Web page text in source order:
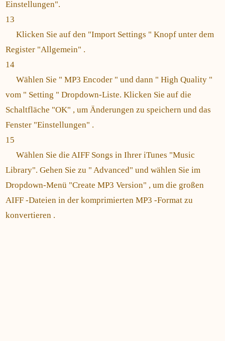
Einstellungen".
13
Klicken Sie auf den "Import Settings " Knopf unter dem
Register "Allgemein" .
14
Wählen Sie " MP3 Encoder " und dann " High Quality "
vom " Setting " Dropdown-Liste. Klicken Sie auf die
Schaltfläche "OK" , um Änderungen zu speichern und das
Fenster "Einstellungen" .
15
Wählen Sie die AIFF Songs in Ihrer iTunes "Music
Library". Gehen Sie zu " Advanced" und wählen Sie im
Dropdown-Menü "Create MP3 Version" , um die großen
AIFF -Dateien in der komprimierten MP3 -Format zu
konvertieren .